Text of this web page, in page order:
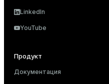
LinkedIn
YouTube
Продукт
Документация